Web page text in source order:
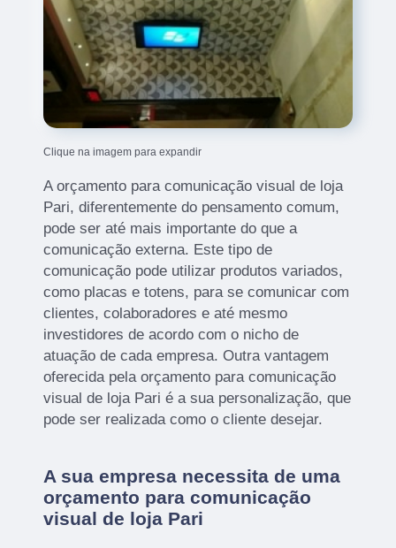
Clique na imagem para expandir
A orçamento para comunicação visual de loja
Pari, diferentemente do pensamento comum,
pode ser até mais importante do que a
comunicação externa. Este tipo de
comunicação pode utilizar produtos variados,
como placas e totens, para se comunicar com
clientes, colaboradores e até mesmo
investidores de acordo com o nicho de
atuação de cada empresa. Outra vantagem
oferecida pela orçamento para comunicação
visual de loja Pari é a sua personalização, que
pode ser realizada como o cliente desejar.
A sua empresa necessita de uma
orçamento para comunicação
visual de loja Pari